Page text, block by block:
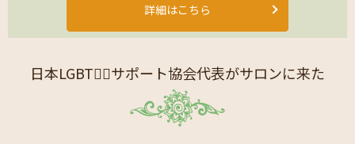
詳細はこちら
日本LGBT🏳️‍🌈サポート協会代表がサロンに来た